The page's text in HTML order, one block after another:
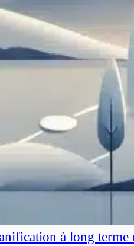
à long terme